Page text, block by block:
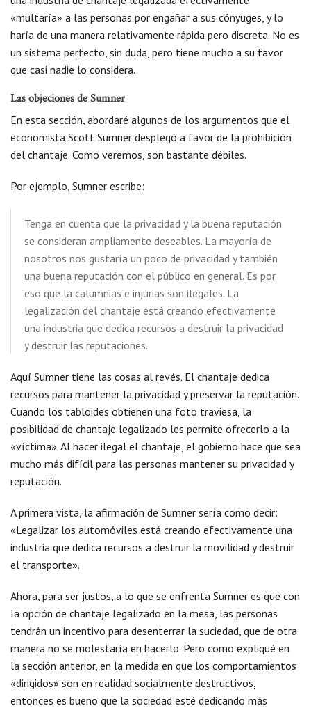
«multaría» a las personas por engañar a sus cónyuges, y lo
haría de una manera relativamente rápida pero discreta. No es
un sistema perfecto, sin duda, pero tiene mucho a su favor
que casi nadie lo considera.
Las objeciones de Sumner
En esta sección, abordaré algunos de los argumentos que el
economista Scott Sumner desplegó a favor de la prohibición
del chantaje. Como veremos, son bastante débiles.
Por ejemplo, Sumner escribe:
Tenga en cuenta que la privacidad y la buena reputación
se consideran ampliamente deseables. La mayoría de
nosotros nos gustaría un poco de privacidad y también
una buena reputación con el público en general. Es por
eso que la calumnias e injurias son ilegales. La
legalización del chantaje está creando efectivamente
una industria que dedica recursos a destruir la privacidad
y destruir las reputaciones.
Aquí Sumner tiene las cosas al revés. El chantaje dedica
recursos para mantener la privacidad y preservar la reputación.
Cuando los tabloides obtienen una foto traviesa, la
posibilidad de chantaje legalizado les permite ofrecerlo a la
«víctima». Al hacer ilegal el chantaje, el gobierno hace que sea
mucho más difícil para las personas mantener su privacidad y
reputación.
A primera vista, la afirmación de Sumner sería como decir:
«Legalizar los automóviles está creando efectivamente una
industria que dedica recursos a destruir la movilidad y destruir
el transporte».
Ahora, para ser justos, a lo que se enfrenta Sumner es que con
la opción de chantaje legalizado en la mesa, las personas
tendrán un incentivo para desenterrar la suciedad, que de otra
manera no se molestaría en hacerlo. Pero como expliqué en
la sección anterior, en la medida en que los comportamientos
«dirigidos» son en realidad socialmente destructivos,
entonces es bueno que la sociedad esté dedicando más